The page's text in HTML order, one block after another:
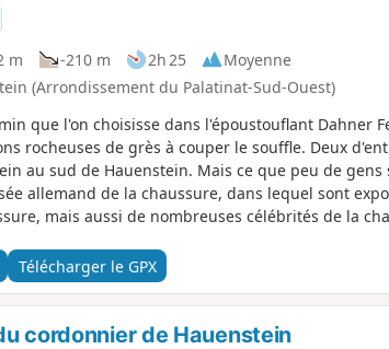
m -210 m 2h 25
Moyenne
(Arrondissement du Palatinat-Sud-Ouest)
que l'on choisisse dans l'époustouflant Dahner
rocheuses de grès à couper le souffle. Deux
au sud de Hauenstein. Mais ce que peu de gens
allemand de la chaussure, dans lequel sont
mais aussi de nombreuses célébrités de la
Télécharger le GPX
cordonnier de Hauenstein